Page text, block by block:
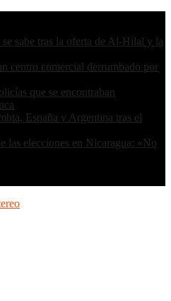
sabe tras la oferta de Al-Hilal y la
centro comercial derrumbado por
que se encontraban
España y Argentina tras el
las elecciones en Nicaragua: «No